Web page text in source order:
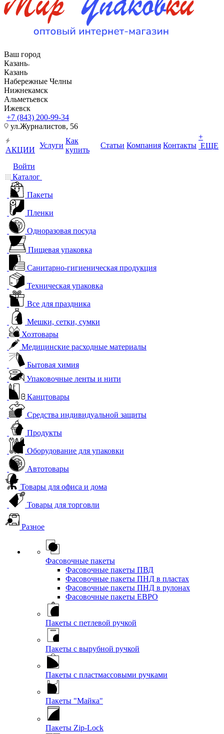
Ваш город
Казань
Казань
Набережные Челны
Нижнекамск
Альметьевск
Ижевск
+7 (843) 200-99-34
ул.Журналистов, 56
АКЦИИ
Услуги
Как
купить
Статьи Компания Контакты
+
ЕЩЕ
Войти
Каталог
Пакеты
Пленки
Одноразовая посуда
Пищевая упаковка
Санитарно-гигиеническая продукция
Техническая упаковка
Все для праздника
Мешки, сетки, сумки
Хозтовары
Медицинские расходные материалы
Бытовая химия
Упаковочные ленты и нити
Канцтовары
Средства индивидуальной защиты
Продукты
Оборудование для упаковки
Автотовары
Товары для офиса и дома
Товары для торговли
Разное
Фасовочные пакеты
Фасовочные пакеты ПВД
Фасовочные пакеты ПНД в пластах
Фасовочные пакеты ПНД в рулонах
Фасовочные пакеты ЕВРО
Пакеты с петлевой ручкой
Пакеты с вырубной ручкой
Пакеты с пластмассовыми ручками
Пакеты "Майка"
Пакеты Zip-Lock